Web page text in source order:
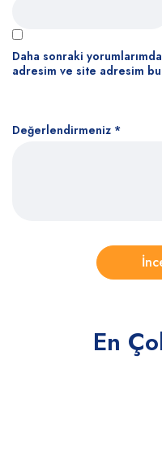
Değerlendirmeniz *
Daha sonraki
adresim ve site adresim bu
En